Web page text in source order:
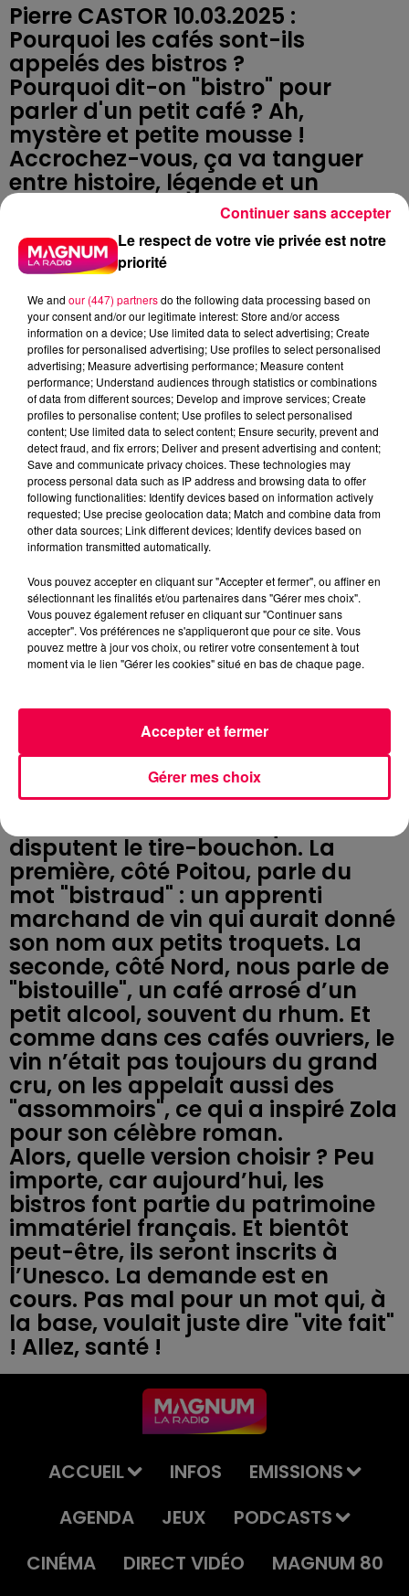
Pierre CASTOR 10.03.2025 :
Pourquoi les cafés sont-ils
appelés des bistros ?
Pourquoi dit-on "bistro" pour
parler d'un petit café ? Ah,
mystère et petite mousse !
Accrochez-vous, ça va tanguer
entre histoire, légende et un
soupçon d'ivresse…
D'abord, un bistro, c’est un café
sans chichi, où on vient boire un
coup vite fait bien fait. Mais
pourquoi "bistro" ? La légende la
plus connue nous vient de 1814,
quand les Russes occupaient
Paris. Non, pas les oligarques en
yacht, mais les cosaques à cheval
! Ces derniers, bien portés sur la
bouteille, voulaient être servis en
vitesse pour éviter de se faire
griller par leurs supérieurs. Alors ils
criaient "bistra !" – qui veut dire
"vite" en russe. Et hop, les cafetiers
auraient repris le mot, transformé
en "bistro". D’ailleurs, une plaque
sur la devanture d’un resto à
Montmartre raconte cette belle
histoire… qui a tout l’air d’un
Car en réalité, le mot "bistro"
n’apparaît dans un livre qu’en
1884… Soit 70 ans plus tard ! Un
peu louche, non ?
Alors, d’où ça vient vraiment ? Il y
disputent le tire-bouchon. La
première, côté Poitou, parle du
mot "bistraud" : un apprenti
marchand de vin qui aurait donné
son nom aux petits troquets. La
seconde, côté Nord, nous parle de
"bistouille", un café arrosé d’un
petit alcool, souvent du rhum. Et
comme dans ces cafés ouvriers, le
vin n’était pas toujours du grand
cru, on les appelait aussi des
"assommoirs", ce qui a inspiré Zola
pour son célèbre roman.
Alors, quelle version choisir ? Peu
importe, car aujourd’hui, les
bistros font partie du patrimoine
immatériel français. Et bientôt
peut-être, ils seront inscrits à
l’Unesco. La demande est en
cours. Pas mal pour un mot qui, à
la base, voulait juste dire "vite fait"
ACCUEIL INFOS
EMISSIONS
AGENDA
JEUX
PODCASTS
CINÉMA
DIRECT VIDÉO MAGNUM 80
Le respect de votre vie privée est notre
priorité
We and our (447) partnersdo the following data processing based on
your consent and/or our legitimate interest: Store and/or access
information on a device; Use limited data to select advertising; Create
profiles for personalised advertising; Use profiles to select personalised
advertising; Measure advertising performance; Measure content
performance; Understand audiences through statistics or combinations
of data from different sources; Develop and improve services; Create
profiles to personalise content; Use profiles to select personalised
content; Use limited data to select content; Ensure security, prevent and
detect fraud, and fix errors; Deliver and present advertising and content;
Save and communicate privacy choices. These technologies may
process personal data such as IP address and browsing data to offer
following functionalities: Identify devices based on information actively
requested; Use precise geolocation data; Match and combine data from
other data sources; Link different devices; Identify devices based on
information transmitted automatically.
Vous pouvez accepter en cliquant sur "Accepter et fermer", ou affiner en
sélectionnant les finalités et/ou partenaires dans "Gérer mes choix".
Vous pouvez également refuser en cliquant sur "Continuer sans
accepter". Vos préférences ne s'appliqueront que pour ce site. Vous
pouvez mettre à jour vos choix, ou retirer votre consentement à tout
moment via le lien "Gérer les cookies" situé en bas de chaque page.
Gérer mes choix
Accepter et fermer
Continuer sans accepter